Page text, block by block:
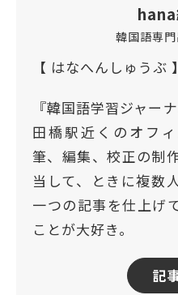
韓国語専
【 はなへんしゅうぶ 】
『韓国語学習ジャー
田橋駅近くのオフ
筆、編集、校正の制
当して、ときに複数
一つの記事を仕上げ
ことが大好き。
記